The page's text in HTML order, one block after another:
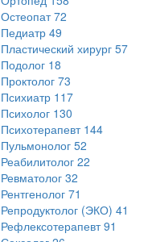
Остеопат 72
Педиатр 49
Пластический хирург 57
Подолог 18
Проктолог 73
Психиатр 117
Психолог 130
Психотерапевт 144
Пульмонолог 52
Реабилитолог 22
Ревматолог 32
Рентгенолог 71
Репродуктолог (ЭКО) 41
Рефлексотерапевт 91